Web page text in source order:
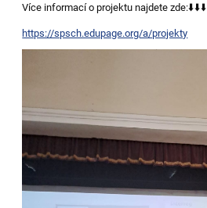
Více informací o projektu najdete zde:⬇️⬇️⬇️
https://spsch.edupage.org/a/projekty